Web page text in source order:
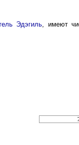
Эдэгиль, имеют